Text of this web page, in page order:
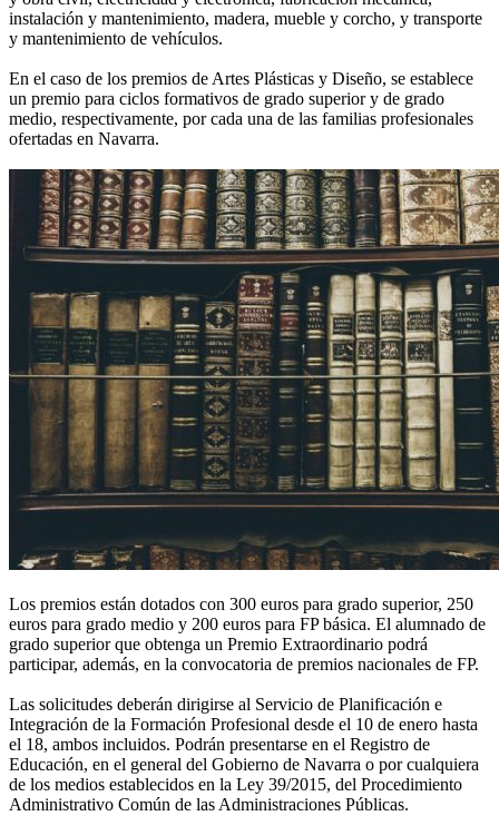
instalación y mantenimiento, madera, mueble y corcho, y transporte
y mantenimiento de vehículos.
En el caso de los premios de Artes Plásticas y Diseño, se establece
un premio para ciclos formativos de grado superior y de grado
medio, respectivamente, por cada una de las familias profesionales
ofertadas en Navarra.
Los premios están dotados con 300 euros para grado superior, 250
euros para grado medio y 200 euros para FP básica. El alumnado de
grado superior que obtenga un Premio Extraordinario podrá
participar, además, en la convocatoria de premios nacionales de FP.
Las solicitudes deberán dirigirse al Servicio de Planificación e
Integración de la Formación Profesional desde el 10 de enero hasta
el 18, ambos incluidos. Podrán presentarse en el Registro de
Educación, en el general del Gobierno de Navarra o por cualquiera
de los medios establecidos en la Ley 39/2015, del Procedimiento
Administrativo Común de las Administraciones Públicas.